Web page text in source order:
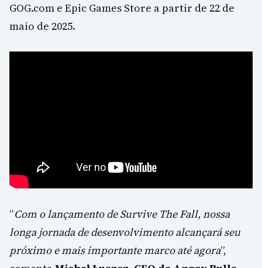
GOG.com e Epic Games Store a partir de 22 de
maio de 2025.
“Com o lançamento de Survive The Fall, nossa
longa jornada de desenvolvimento alcançará seu
próximo e mais importante marco até agora”,